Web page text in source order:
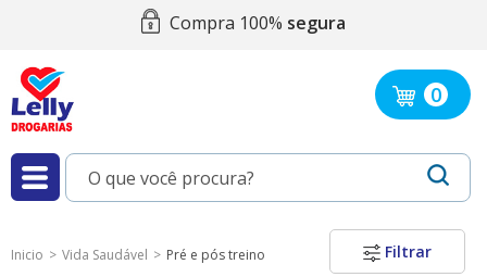
Compra 100% segura
0
Filtrar
Inicio Vida Saudável Pré e pós treino